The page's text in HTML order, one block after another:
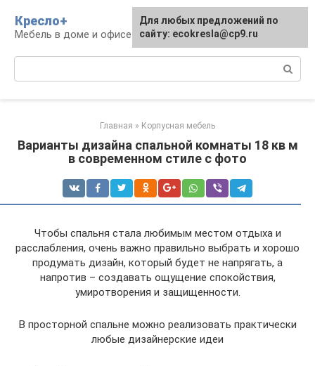
контенту
Кресло+
Мебель в доме и офисе
Главная » Корпусная мебель
Варианты дизайна спальной комнаты 18 кв м
в современном стиле с фото
Чтобы спальня стала любимым местом отдыха и
расслабления, очень важно правильно выбрать и хорошо
продумать дизайн, который будет не напрягать, а
напротив – создавать ощущение спокойствия,
умиротворения и защищенности.
В просторной спальне можно реализовать практически
любые дизайнерские идеи
Для любых предложений по
сайту: ecokresla@cp9.ru